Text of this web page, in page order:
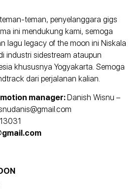
teman, penyelanggara gigs
ini mendukung kami, semoga
lagu legacy of the moon ini Niskala
industri sidestream ataupun
khususnya Yogyakarta. Semoga
dari perjalanan kalian.
manager: Danish Wisnu –